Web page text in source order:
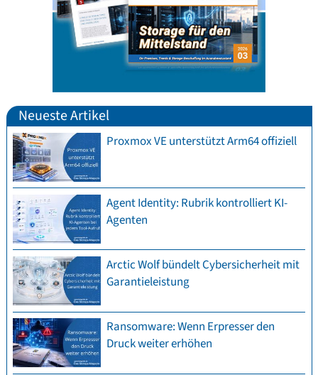
Neueste Artikel
Proxmox VE unterstützt Arm64 offiziell
Agent Identity: Rubrik kontrolliert KI-
Agenten
Arctic Wolf bündelt Cybersicherheit mit
Garantieleistung
Ransomware: Wenn Erpresser den
Druck weiter erhöhen